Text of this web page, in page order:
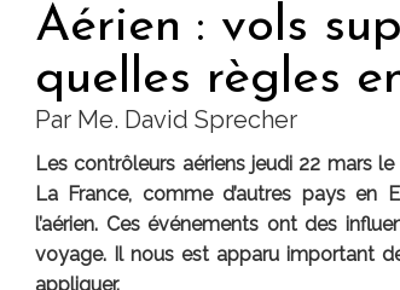
Aérien : vols
quelles règles
Par Me. David Sprecher
Les contrôleurs aériens jeudi 22 mars
La France, comme d’autres pays en
l’aérien. Ces événements ont des
voyage. Il nous est apparu important
appliquer.